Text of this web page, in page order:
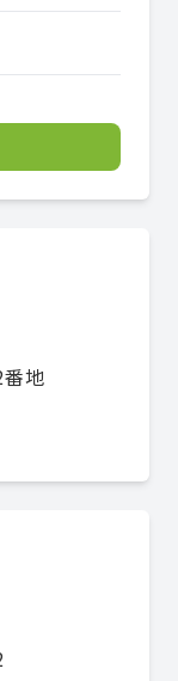
地